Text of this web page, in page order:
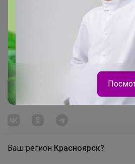
Ваш регион Красноярск?
Розыгрыш - Генератор
Пульс нашего маркетплейса
Укорачиватель ссылок
Продолжая использовать этот